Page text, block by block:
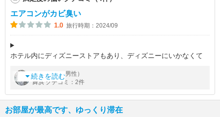
エアコンがカビ臭い
1.0 旅行時期：2024/09
ホテル内にディズニーストアもあり、ディズニーにいかなくて
く、フロントに連絡して部屋を変更してもらうことに。別館は少
し古いのか、色々注意が必要です
続きを読む
byist さん（男性）
舞浜 クチコミ：2件
お部屋が最高です、ゆっくり滞在